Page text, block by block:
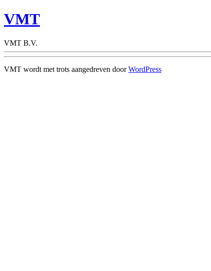
VMT
VMT B.V.
VMT wordt met trots aangedreven doorWordPress